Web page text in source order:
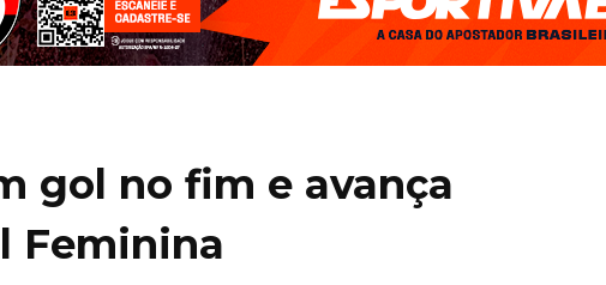
gol no fim e avança
Feminina